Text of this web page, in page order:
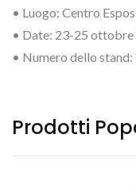
• Luogo: Centro
• Date: 23-25
• Numero dello
Prodotti